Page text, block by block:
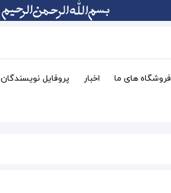
فروشگاه های ما اخبار پروفایل نویسندگان